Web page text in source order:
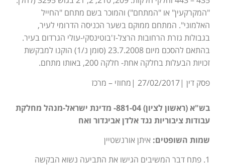
"המקרקעין" או "המתחם") והמוכר בשם מתחם "החייל
האלמוני". המתחם ממוקם בשער הכניסה הדרומי לעיר,
בגבולות גזרת הרחובות הרצל-ז'בוטינסקי-עולי הגרדום בעיר.
בהתאם להסכם מיום 23.7.2008 (סומן נ/1) הוקנו למבקשת
זכויות הבעלות בחלקה אחת- חלקה 200, באותו מתחם.
פסק דין |27/02/2017 |מחוזי – מרכז
בש"א (ראשון לציון) 881-04- מדינת ישראל-מנהל מחלקת
עבודות ציבוריות נגד אלדן אביגדור ואח
שמות השופטים: איתן אורנשטיין
1. פתח דבר המשיבים הגישו את התביעה נשוא הבקשה